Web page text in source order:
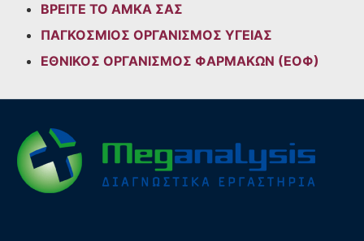
ΒΡΕΙΤΕ ΤΟ ΑΜΚΑ ΣΑΣ
ΠΑΓΚΟΣΜΙΟΣ ΟΡΓΑΝΙΣΜΟΣ ΥΓΕΙΑΣ
ΕΘΝΙΚΟΣ ΟΡΓΑΝΙΣΜΟΣ ΦΑΡΜΑΚΩΝ (ΕΟΦ)